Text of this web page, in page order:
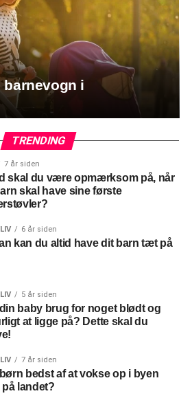
barnevogn i
TRENDING
7 år siden
skal du være opmærksom på, når
skal have sine første
6 år siden
kan du altid have dit barn tæt på
5 år siden
baby brug for noget blødt og
at ligge på? Dette skal du
7 år siden
bedst af at vokse op i byen
på landet?